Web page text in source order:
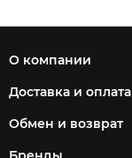
О компании
Доставка и оплата
Обмен и возврат